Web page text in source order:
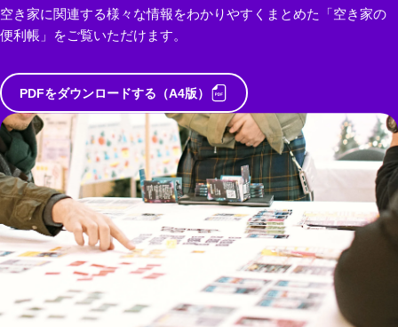
空き家に関連する様々な情報をわかりやすくまとめた「空き家の
便利帳」をご覧いただけます。
PDFをダウンロードする（A4版）